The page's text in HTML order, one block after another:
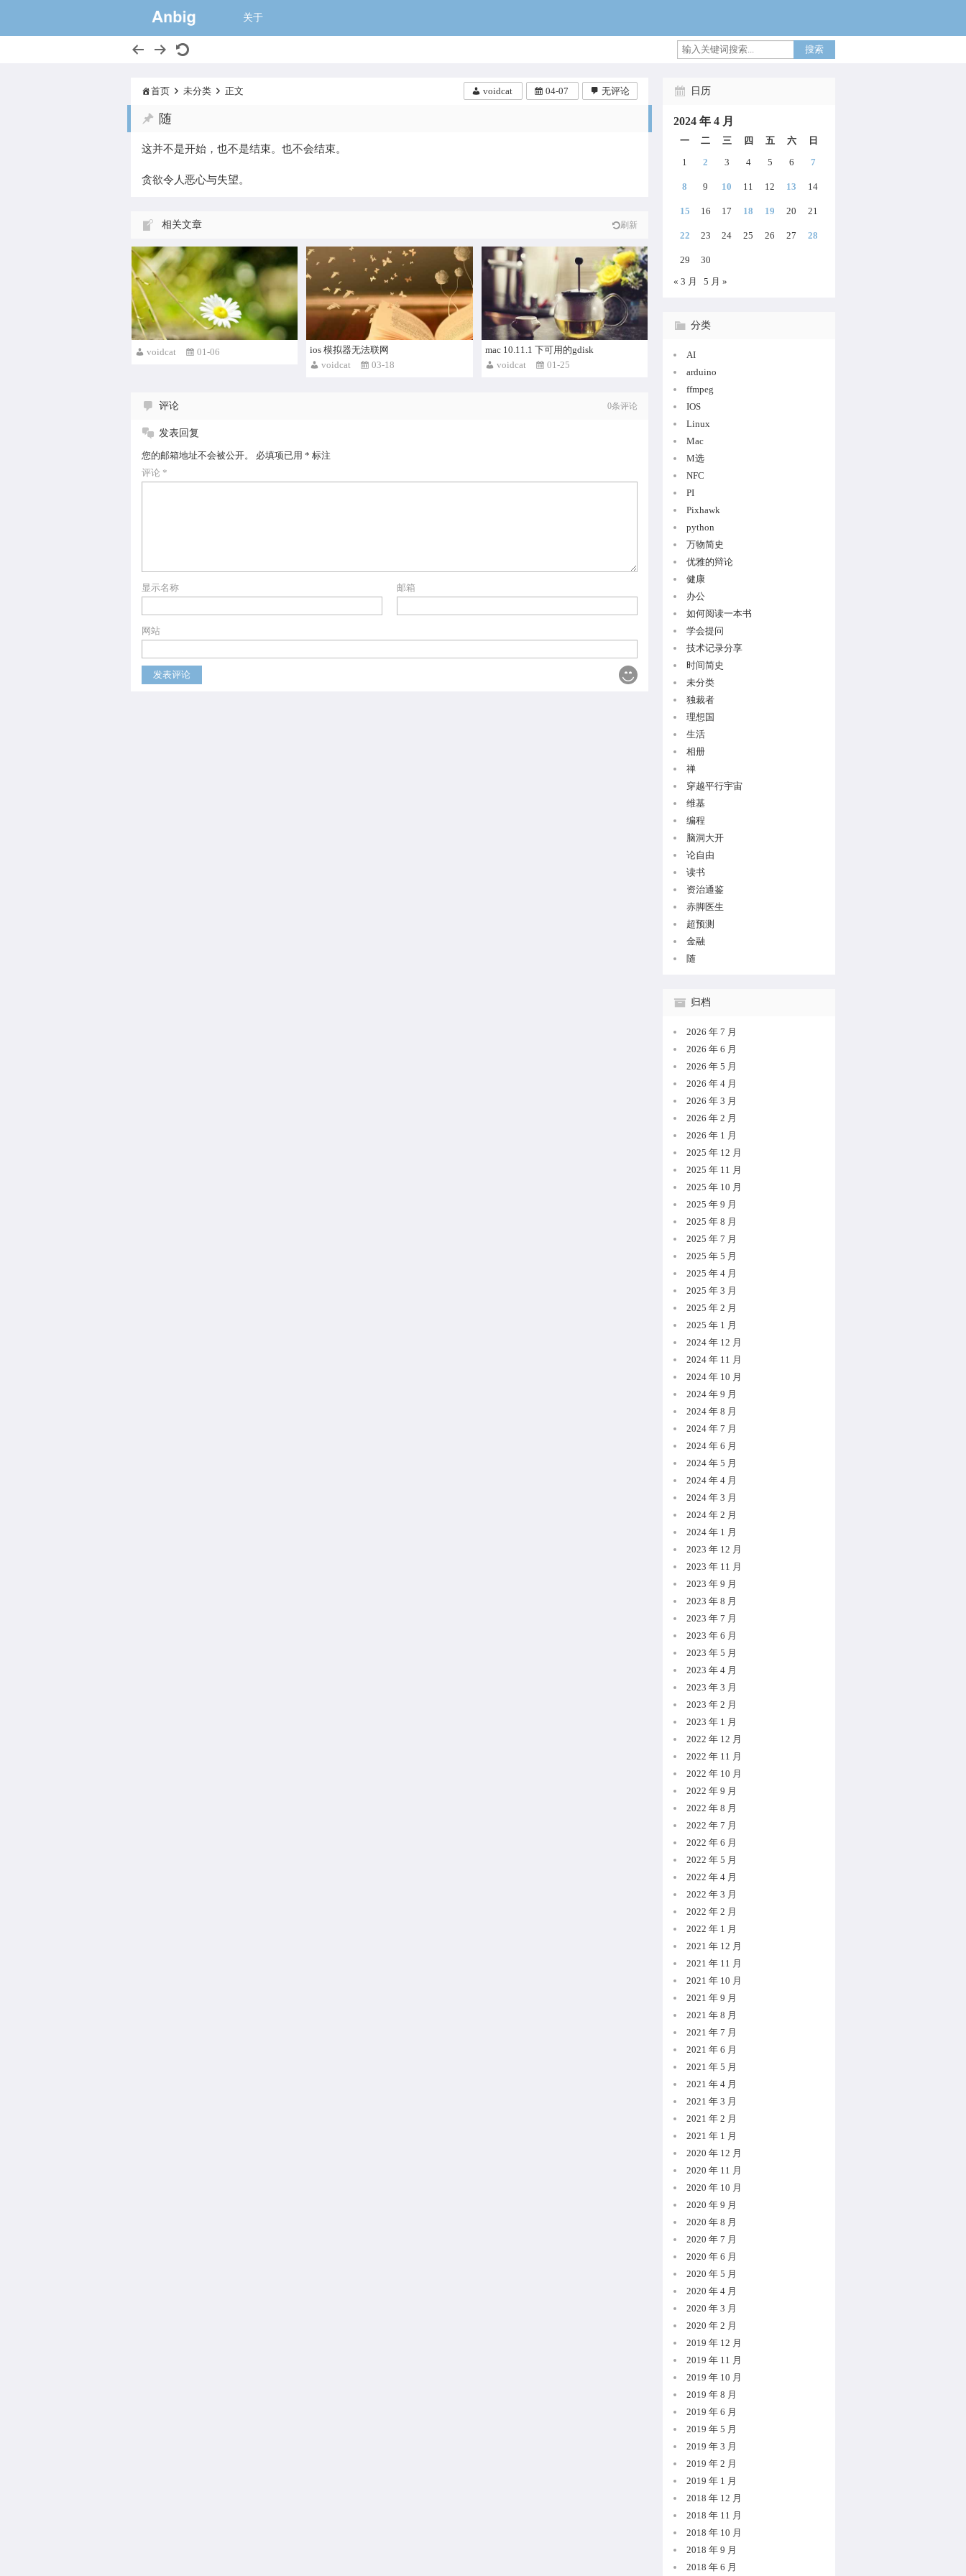
一个大的猫窝,voidcat
关于
搜索
首页 未分类 正文 voidcat 04-07 无评论
随
这并不是开始，也不是结束。也不会结束。
贪欲令人恶心与失望。
相关文章 刷新
voidcat 01-06
ios 模拟器无法联网
voidcat
03-18
mac 10.11.1 下可用的gdisk
voidcat
01-25
评论 0条评论
发表回复
您的邮箱地址不会被公开。 必填项已用 * 标注
评论 *
显示名称 邮箱
网站
日历
2024 年 4 月
一 二 三 四 五 六
日
1
2 3 4 5 6 7
8 9 10 11 12 13 14
15 16 17 18 19 20 21
22 23 24 25 26 27 28
29
30
« 3 月
5 月 »
分类
AI
arduino
ffmpeg
IOS
Linux
Mac
M选
NFC
PI
Pixhawk
python
万物简史
优雅的辩论
健康
办公
如何阅读一本书
学会提问
技术记录分享
时间简史
未分类
独裁者
理想国
生活
相册
禅
穿越平行宇宙
维基
编程
脑洞大开
论自由
读书
资治通鉴
赤脚医生
超预测
金融
随
归档
2026 年 7 月
2026 年 6 月
2026 年 5 月
2026 年 4 月
2026 年 3 月
2026 年 2 月
2026 年 1 月
2025 年 12 月
2025 年 11 月
2025 年 10 月
2025 年 9 月
2025 年 8 月
2025 年 7 月
2025 年 5 月
2025 年 4 月
2025 年 3 月
2025 年 2 月
2025 年 1 月
2024 年 12 月
2024 年 11 月
2024 年 10 月
2024 年 9 月
2024 年 8 月
2024 年 7 月
2024 年 6 月
2024 年 5 月
2024 年 4 月
2024 年 3 月
2024 年 2 月
2024 年 1 月
2023 年 12 月
2023 年 11 月
2023 年 9 月
2023 年 8 月
2023 年 7 月
2023 年 6 月
2023 年 5 月
2023 年 4 月
2023 年 3 月
2023 年 2 月
2023 年 1 月
2022 年 12 月
2022 年 11 月
2022 年 10 月
2022 年 9 月
2022 年 8 月
2022 年 7 月
2022 年 6 月
2022 年 5 月
2022 年 4 月
2022 年 3 月
2022 年 2 月
2022 年 1 月
2021 年 12 月
2021 年 11 月
2021 年 10 月
2021 年 9 月
2021 年 8 月
2021 年 7 月
2021 年 6 月
2021 年 5 月
2021 年 4 月
2021 年 3 月
2021 年 2 月
2021 年 1 月
2020 年 12 月
2020 年 11 月
2020 年 10 月
2020 年 9 月
2020 年 8 月
2020 年 7 月
2020 年 6 月
2020 年 5 月
2020 年 4 月
2020 年 3 月
2020 年 2 月
2019 年 12 月
2019 年 11 月
2019 年 10 月
2019 年 8 月
2019 年 6 月
2019 年 5 月
2019 年 3 月
2019 年 2 月
2019 年 1 月
2018 年 12 月
2018 年 11 月
2018 年 10 月
2018 年 9 月
2018 年 6 月